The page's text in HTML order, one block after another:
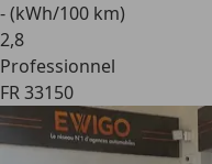
- (kWh/100 km)
2,8
Professionnel
FR 33150